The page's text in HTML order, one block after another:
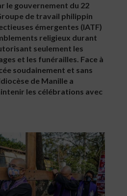
le gouvernement du 22
de travail philippin
émergentes (IATF)
religieux durant
seulement les
et les funérailles. Face à
soudainement et sans
de Manille a
les célébrations avec